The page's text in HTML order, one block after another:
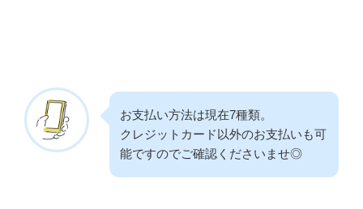
お支払い方法は現在7種類。
クレジットカード以外のお支払いも可
能ですのでご確認くださいませ◎